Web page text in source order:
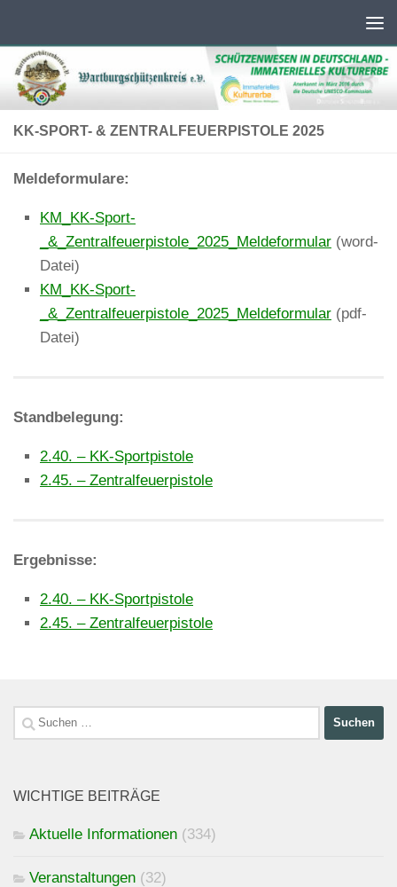
KK-SPORT- & ZENTRALFEUERPISTOLE 2025
Meldeformulare:
KM_KK-Sport-
_&_Zentralfeuerpistole_2025_Meldeformular (word-
Datei)
KM_KK-Sport-
_&_Zentralfeuerpistole_2025_Meldeformular (pdf-
Datei)
Standbelegung:
2.40. – KK-Sportpistole
2.45. – Zentralfeuerpistole
Ergebnisse:
2.40. – KK-Sportpistole
2.45. – Zentralfeuerpistole
Suchen
nach:
WICHTIGE BEITRÄGE
Aktuelle Informationen (334)
Veranstaltungen (32)